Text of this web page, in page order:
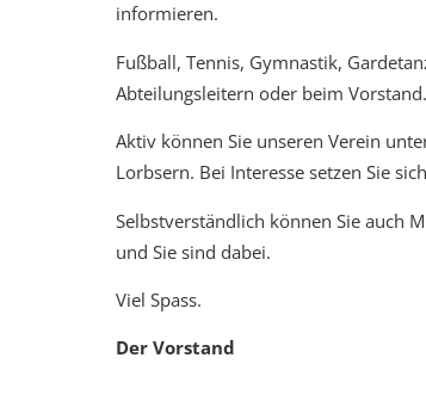
informieren.
Fußball, Tennis, Gymnastik,
Abteilungsleitern oder beim Vorstand.
Aktiv können Sie unseren Verein
Lorbsern. Bei Interesse setzen Sie
Selbstverständlich können Sie auch
und Sie sind dabei.
Viel Spass.
Der Vorstand